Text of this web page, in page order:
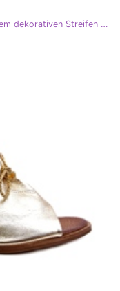
Zazoo 3419 Damen -Leder -Slipper mit einem dekorativen Streifen schwarzen Riemen